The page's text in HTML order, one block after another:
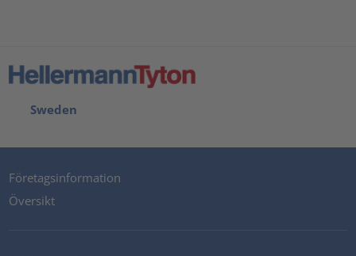
Sweden
Företagsinformation
Översikt